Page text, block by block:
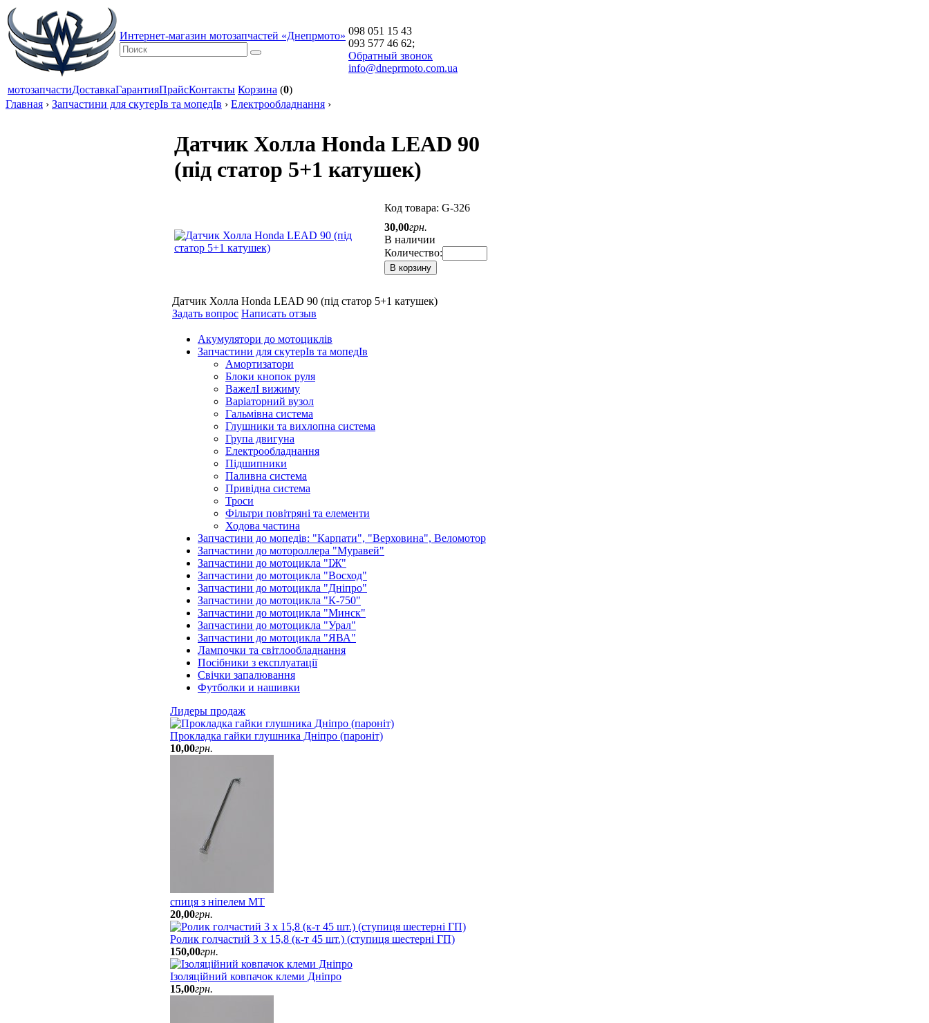
Интернет-магазин мотозапчастей «Днепрмото» 098 051 15 43
093 577 46 62;
Обратный звонок
info@dneprmoto.com.ua
мотозапчастиДоставкаГарантияПрайсКонтакты Корзина (0)
Главная › Запчастини для скутерІв та мопедІв › Електрообладнання ›
Датчик Холла Honda LEAD 90
(під статор 5+1 катушек)
Код товара: G-326
30,00грн.
В наличии
Количество:
В корзину
Датчик Холла Honda LEAD 90 (під статор 5+1 катушек)
Задать вопрос Написать отзыв
Акумулятори до мотоциклів
Запчастини для скутерІв та мопедІв
Амортизатори
Блоки кнопок руля
ВажелІ вижиму
Варіаторний вузол
Гальмівна система
Глушники та вихлопна система
Група двигуна
Електрообладнання
Підшипники
Паливна система
Привідна система
Троси
Фільтри повітряні та елементи
Ходова частина
Запчастини до мопедів: "Карпати", "Верховина", Веломотор
Запчастини до мотороллера "Муравей"
Запчастини до мотоцикла "ІЖ"
Запчастини до мотоцикла "Восход"
Запчастини до мотоцикла "Дніпро"
Запчастини до мотоцикла "К-750"
Запчастини до мотоцикла "Минск"
Запчастини до мотоцикла "Урал"
Запчастини до мотоцикла "ЯВА"
Лампочки та світлообладнання
Посібники з експлуатації
Свічки запалювання
Футболки и нашивки
Лидеры продаж
Прокладка гайки глушника Дніпро (пароніт)
10,00грн.
спиця з ніпелем МТ
20,00грн.
Ролик голчастий 3 х 15,8 (к-т 45 шт.) (ступиця шестерні ГП)
150,00грн.
Ізоляційний ковпачок клеми Дніпро
15,00грн.